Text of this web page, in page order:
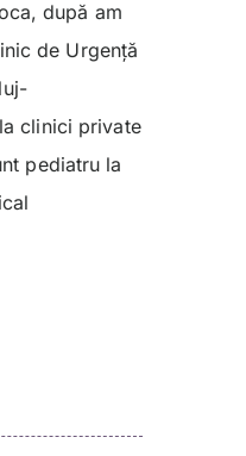
după am
de Urgență
clinici private
pediatru la